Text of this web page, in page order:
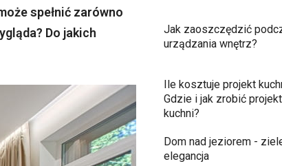
spełnić zarówno
Do jakich
Jak zaoszczędzić
urządzania wnętrz?
Ile kosztuje projekt
Gdzie i jak zrobić projekt
kuchni?
Dom nad jeziorem -
elegancja